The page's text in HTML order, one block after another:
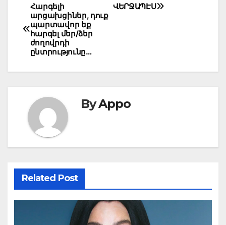
Post
navigation
ՎԵՐՋԱՊԷՍ
Հարգելի
արցախցիներ, դուք
պարտավոր եք
հարգել մեր/ձեր
ժողովրդի
ընտրությունը…
ByAppo
Related Post